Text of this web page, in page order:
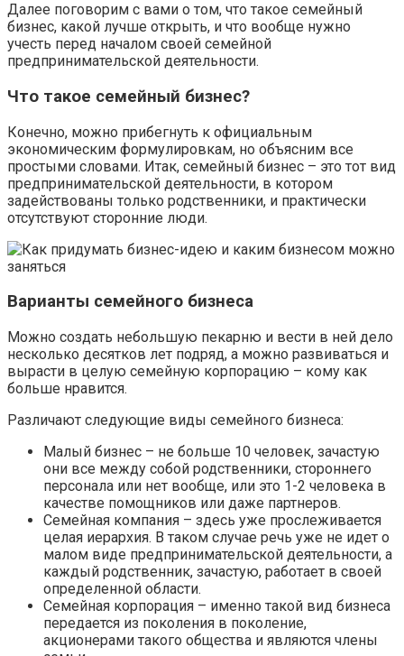
Далее поговорим с вами о том, что такое семейный
бизнес, какой лучше открыть, и что вообще нужно
учесть перед началом своей семейной
предпринимательской деятельности.
Что такое семейный бизнес?
Конечно, можно прибегнуть к официальным
экономическим формулировкам, но объясним все
простыми словами. Итак, семейный бизнес – это тот вид
предпринимательской деятельности, в котором
задействованы только родственники, и практически
отсутствуют сторонние люди.
Варианты семейного бизнеса
Можно создать небольшую пекарню и вести в ней дело
несколько десятков лет подряд, а можно развиваться и
вырасти в целую семейную корпорацию – кому как
больше нравится.
Различают следующие виды семейного бизнеса:
Малый бизнес – не больше 10 человек, зачастую
они все между собой родственники, стороннего
персонала или нет вообще, или это 1-2 человека в
качестве помощников или даже партнеров.
Семейная компания – здесь уже прослеживается
целая иерархия. В таком случае речь уже не идет о
малом виде предпринимательской деятельности, а
каждый родственник, зачастую, работает в своей
определенной области.
Семейная корпорация – именно такой вид бизнеса
передается из поколения в поколение,
акционерами такого общества и являются члены